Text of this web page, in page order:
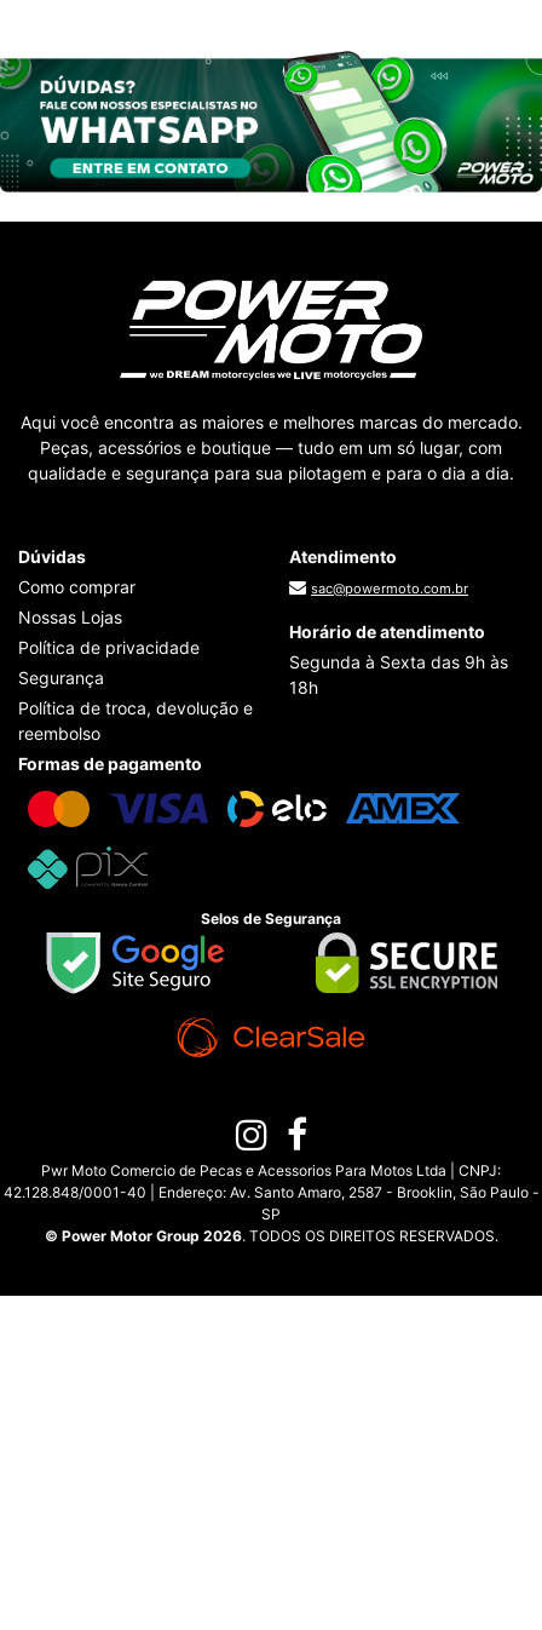
Aqui você encontra as maiores e melhores marcas do mercado.
Peças, acessórios e boutique — tudo em um só lugar, com
qualidade e segurança para sua pilotagem e para o dia a dia.
Dúvidas
Como comprar
Nossas Lojas
Política de privacidade
Segurança
Política de troca, devolução e
reembolso
Atendimento
sac@powermoto.com.br
Horário de atendimento
Segunda à Sexta das 9h às
18h
Formas de pagamento
Selos de Segurança
Pwr Moto Comercio de Pecas e Acessorios Para Motos Ltda | CNPJ:
42.128.848/0001-40 | Endereço: Av. Santo Amaro, 2587 - Brooklin, São Paulo -
SP
© Power Motor Group 2026. TODOS OS DIREITOS RESERVADOS.